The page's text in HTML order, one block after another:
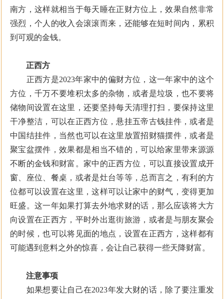
南方，这样就相当于每天睡在正财方位上，效果自然非常
强烈，个人的收入会滚滚而来，还能够在短时间内，累积
到可观的金钱。
正西方
正西方是2023年家中的偏财方位，这一年家中的这个
方位，千万不要堆积太多的杂物，或者是垃圾，也不要将
储物间设置在这里，还要坚持每天清理打扫，要保持这里
干净整洁，可以在正西方位，悬挂五帝古钱挂件，或者是
中国结挂件，当然也可以在这里放置招财猫摆件，或者是
聚宝盆摆件，效果都是相当不错的，可以给家里带来源源
不断的金钱和财富。家中的正西方位，可以直接设置成开
窗、座位、餐桌，或者是灶台等等，总而言之，有利的方
位都可以设置在这里，这样可以让家中的财气，变得更加
旺盛。这一年如果打算去外地求财的话，那么应该将大方
向设置在正西方，平时外出逛街旅游，或者是与朋友聚会
的时候，也可以将见面的地点，设置在正西方，这样都有
可能遇到意料之外的惊喜，会让自己获得一些天降财富。
注意事项
如果想要让自己在2023年发大财的话，除了要注重发